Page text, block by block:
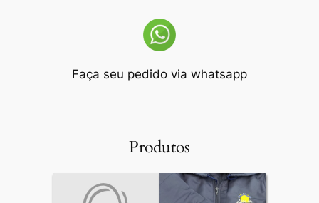
Faça seu pedido via whatsapp
Produtos